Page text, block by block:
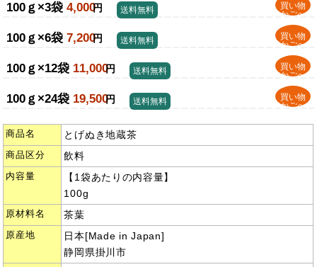
100ｇ×3袋 4,000円
買い物
かごへ
送料無料
100ｇ×6袋 7,200円
買い物
かごへ
送料無料
100ｇ×12袋 11,000円
買い物
かごへ
送料無料
100ｇ×24袋 19,500円
買い物
かごへ
送料無料
商品名 とげぬき地蔵茶
商品区分 飲料
内容量
【1袋あたりの内容量】
100g
原材料名 茶葉
原産地
日本[Made in Japan]
静岡県掛川市